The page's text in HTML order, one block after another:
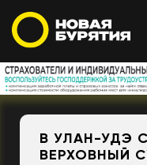
В УЛАН-УДЭ
ВЕРХОВНЫЙ